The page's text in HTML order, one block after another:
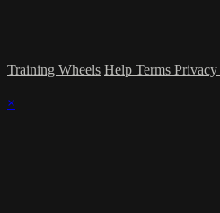
Training Wheels Help Terms Privacy
×